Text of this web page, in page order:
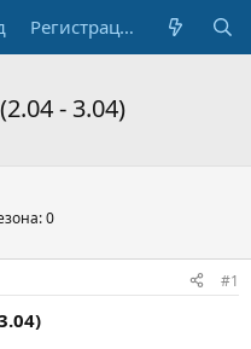
Регистрация
- 3.04)
0
#1